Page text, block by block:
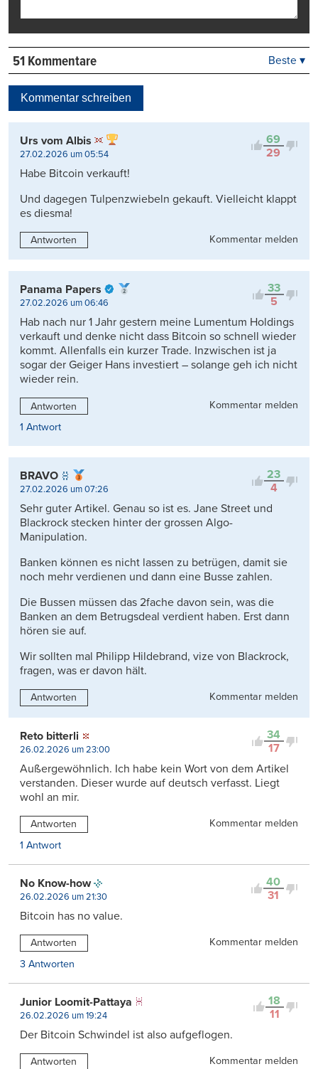
51 Kommentare
Kontrovers
Beste ▾
Kommentar schreiben
69
29
Urs vom Albis
27.02.2026 um 05:54
Habe Bitcoin verkauft!
Und dagegen Tulpenzwiebeln gekauft. Vielleicht klappt
es diesma!
Antworten Kommentar melden
33
5
Panama Papers
27.02.2026 um 06:46
Hab nach nur 1 Jahr gestern meine Lumentum Holdings
verkauft und denke nicht dass Bitcoin so schnell wieder
kommt. Allenfalls ein kurzer Trade. Inzwischen ist ja
sogar der Geiger Hans investiert – solange geh ich nicht
wieder rein.
Antworten
Kommentar melden
1 Antwort
23
4
BRAVO
27.02.2026 um 07:26
Sehr guter Artikel. Genau so ist es. Jane Street und
Blackrock stecken hinter der grossen Algo-
Manipulation.
Banken können es nicht lassen zu betrügen, damit sie
noch mehr verdienen und dann eine Busse zahlen.
Die Bussen müssen das 2fache davon sein, was die
Banken an dem Betrugsdeal verdient haben. Erst dann
hören sie auf.
Wir sollten mal Philipp Hildebrand, vize von Blackrock,
fragen, was er davon hält.
Antworten Kommentar melden
34
17
Reto bitterli
26.02.2026 um 23:00
Außergewöhnlich. Ich habe kein Wort von dem Artikel
verstanden. Dieser wurde auf deutsch verfasst. Liegt
wohl an mir.
Antworten
Kommentar melden
1 Antwort
40
31
No Know-how
26.02.2026 um 21:30
Bitcoin has no value.
Antworten
Kommentar melden
3 Antworten
18
11
Junior Loomit-Pattaya
26.02.2026 um 19:24
Der Bitcoin Schwindel ist also aufgeflogen.
Antworten Kommentar melden